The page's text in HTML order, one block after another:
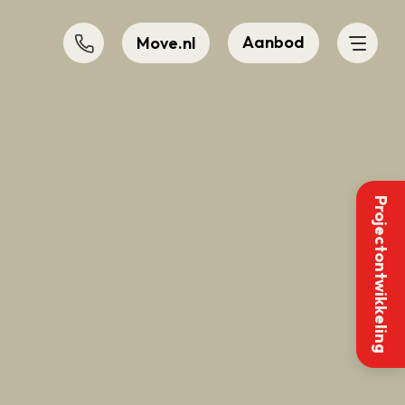
Move.nl Aanbod
Projectontwikkeling